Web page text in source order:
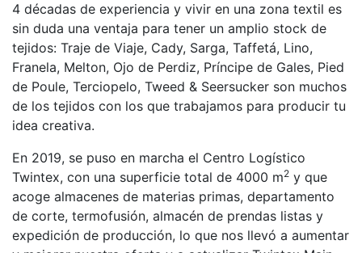
4 décadas de experiencia y vivir en una zona textil es
sin duda una ventaja para tener un amplio stock de
tejidos: Traje de Viaje, Cady, Sarga, Taffetá, Lino,
Franela, Melton, Ojo de Perdiz, Príncipe de Gales, Pied
de Poule, Terciopelo, Tweed & Seersucker son muchos
de los tejidos con los que trabajamos para producir tu
idea creativa.
En 2019, se puso en marcha el Centro Logístico
Twintex, con una superficie total de 4000 m2 y que
acoge almacenes de materias primas, departamento
de corte, termofusión, almacén de prendas listas y
expedición de producción, lo que nos llevó a aumentar